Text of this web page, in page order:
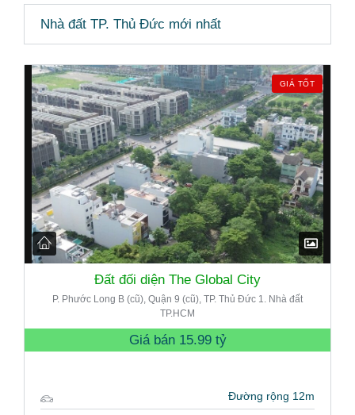
Nhà đất TP. Thủ Đức mới nhất
GIÁ TỐT
Đất đối diện The Global City
P. Phước Long B (cũ), Quận 9 (cũ), TP. Thủ Đức 1. Nhà đất
TP.HCM
Giá bán 15.99 tỷ
Đường rộng 12m